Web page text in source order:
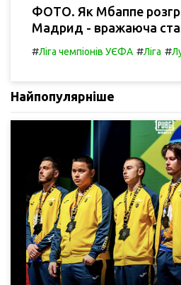
ФОТО. Як Мбаппе
Мадрид - вражаюча
#Ліга чемпіонів УЄФА #Ліга #
Найпопулярніше